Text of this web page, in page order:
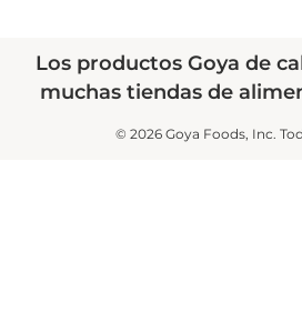
Los productos Goya de
muchas tiendas de
© 2026 Goya Foods, Inc.